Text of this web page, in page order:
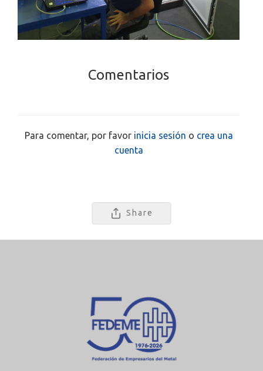
Comentarios
Para comentar, por favor inicia sesión o crea una
cuenta
Share